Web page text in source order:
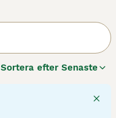
Sortera efter Senaste